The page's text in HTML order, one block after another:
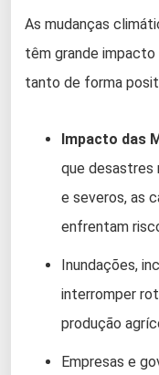
As mudanças
têm grande
tanto de forma
Impacto das
que desastres
e severos, as
enfrentam
Inundações,
interromper
produção
Empresas e